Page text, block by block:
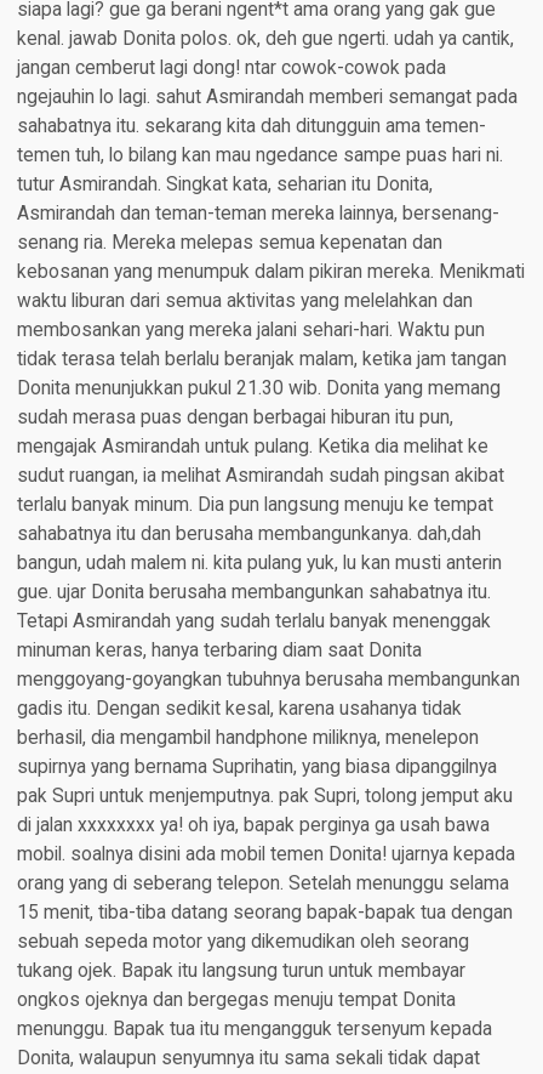
siapa lagi? gue ga berani ngent*t ama orang yang gak gue
kenal. jawab Donita polos. ok, deh gue ngerti. udah ya cantik,
jangan cemberut lagi dong! ntar cowok-cowok pada
ngejauhin lo lagi. sahut Asmirandah memberi semangat pada
sahabatnya itu. sekarang kita dah ditungguin ama temen-
temen tuh, lo bilang kan mau ngedance sampe puas hari ni.
tutur Asmirandah. Singkat kata, seharian itu Donita,
Asmirandah dan teman-teman mereka lainnya, bersenang-
senang ria. Mereka melepas semua kepenatan dan
kebosanan yang menumpuk dalam pikiran mereka. Menikmati
waktu liburan dari semua aktivitas yang melelahkan dan
membosankan yang mereka jalani sehari-hari. Waktu pun
tidak terasa telah berlalu beranjak malam, ketika jam tangan
Donita menunjukkan pukul 21.30 wib. Donita yang memang
sudah merasa puas dengan berbagai hiburan itu pun,
mengajak Asmirandah untuk pulang. Ketika dia melihat ke
sudut ruangan, ia melihat Asmirandah sudah pingsan akibat
terlalu banyak minum. Dia pun langsung menuju ke tempat
sahabatnya itu dan berusaha membangunkanya. dah,dah
bangun, udah malem ni. kita pulang yuk, lu kan musti anterin
gue. ujar Donita berusaha membangunkan sahabatnya itu.
Tetapi Asmirandah yang sudah terlalu banyak menenggak
minuman keras, hanya terbaring diam saat Donita
menggoyang-goyangkan tubuhnya berusaha membangunkan
gadis itu. Dengan sedikit kesal, karena usahanya tidak
berhasil, dia mengambil handphone miliknya, menelepon
supirnya yang bernama Suprihatin, yang biasa dipanggilnya
pak Supri untuk menjemputnya. pak Supri, tolong jemput aku
di jalan xxxxxxxx ya! oh iya, bapak perginya ga usah bawa
mobil. soalnya disini ada mobil temen Donita! ujarnya kepada
orang yang di seberang telepon. Setelah menunggu selama
15 menit, tiba-tiba datang seorang bapak-bapak tua dengan
sebuah sepeda motor yang dikemudikan oleh seorang
tukang ojek. Bapak itu langsung turun untuk membayar
ongkos ojeknya dan bergegas menuju tempat Donita
menunggu. Bapak tua itu mengangguk tersenyum kepada
Donita, walaupun senyumnya itu sama sekali tidak dapat